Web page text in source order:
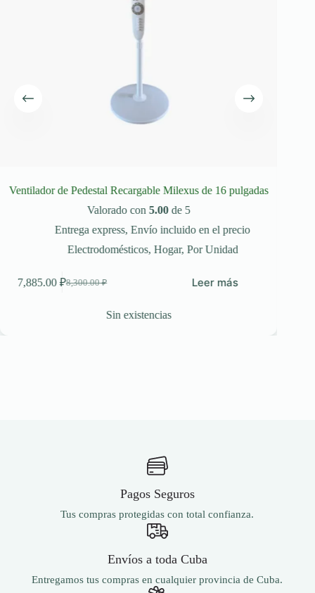
Ventilador de Pedestal Recargable Milexus de 16 pulgadas
Valorado con 5.00de 5
Entrega express,Envío incluido en el precio
Electrodomésticos, Hogar, Por Unidad
8,300.00₽
El
7,885.00₽
El
Leer más
Sin existencias
producto
Pagos Seguros
Tus compras protegidas con total confianza.
Envíos a toda Cuba
Entregamos tus compras en cualquier provincia de Cuba.